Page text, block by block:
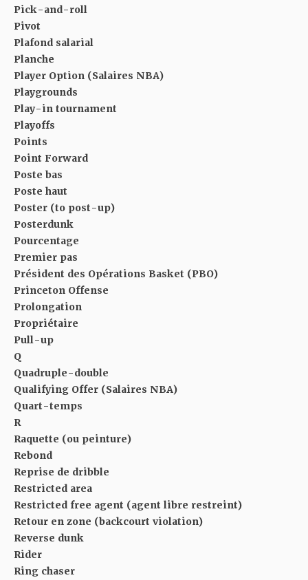
Pick-and-roll
Pivot
Plafond salarial
Planche
Player Option (Salaires NBA)
Playgrounds
Play-in tournament
Playoffs
Points
Point Forward
Poste bas
Poste haut
Poster (to post-up)
Posterdunk
Pourcentage
Premier pas
Président des Opérations Basket (PBO)
Princeton Offense
Prolongation
Propriétaire
Pull-up
Q
Quadruple-double
Qualifying Offer (Salaires NBA)
Quart-temps
R
Raquette (ou peinture)
Rebond
Reprise de dribble
Restricted area
Restricted free agent (agent libre restreint)
Retour en zone (backcourt violation)
Reverse dunk
Rider
Ring chaser